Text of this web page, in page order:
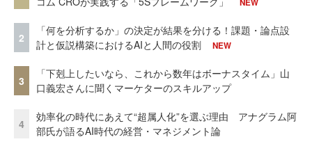
NEW
2
「何を分析するか」の決定が結果を分ける！課題・論点設
計と仮説構築におけるAIと人間の役割
NEW
3
「下剋上したいなら、これから数年はボーナスタイム」山
口義宏さんに聞くマーケターのスキルアップ
4
効率化の時代にあえて“超属人化”を選ぶ理由 アナグラム阿
部氏が語るAI時代の経営・マネジメント論